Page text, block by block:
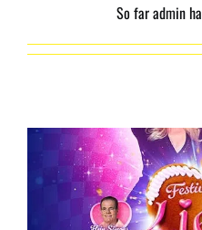
So far admin